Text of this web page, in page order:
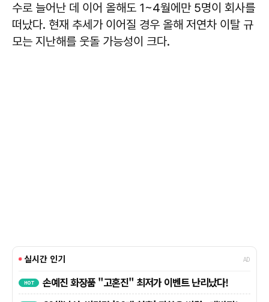
수로 늘어난 데 이어 올해도 1~4월에만 5명이 회사를
떠났다. 현재 추세가 이어질 경우 올해 저연차 이탈 규
모는 지난해를 웃돌 가능성이 크다.